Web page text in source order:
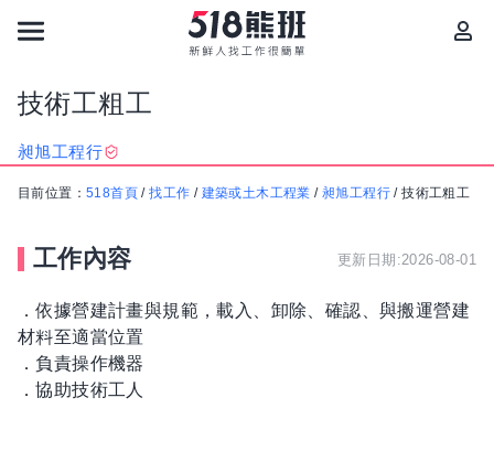
技術工粗工
昶旭工程行
目前位置： 518首頁 /找工作 / 建築或土木工程業 /昶旭工程行 /技術工粗工
工作內容 更新日期:2026-08-01
．依據營建計畫與規範，載入、卸除、確認、與搬運營建
材料至適當位置
．負責操作機器
．協助技術工人